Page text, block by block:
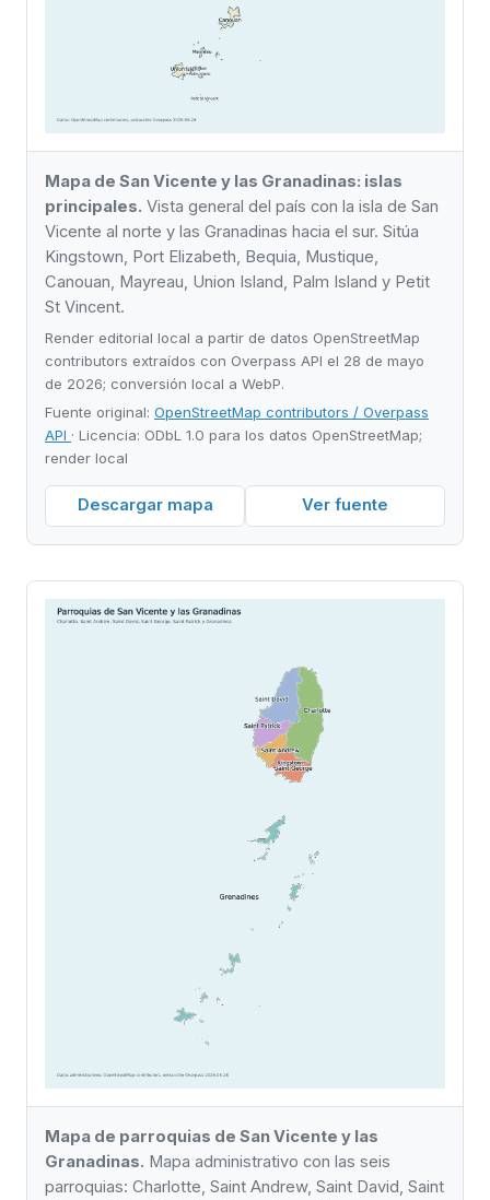
Mapa de San Vicente y las Granadinas: islas
principales. Vista general del país con la isla de San
Vicente al norte y las Granadinas hacia el sur. Sitúa
Kingstown, Port Elizabeth, Bequia, Mustique,
Canouan, Mayreau, Union Island, Palm Island y Petit
St Vincent.
Render editorial local a partir de datos OpenStreetMap
contributors extraídos con Overpass API el 28 de mayo
de 2026; conversión local a WebP.
Fuente original: OpenStreetMap contributors / Overpass
API · Licencia: ODbL 1.0 para los datos OpenStreetMap;
render local
Descargar mapa Ver fuente
Mapa de parroquias de San Vicente y las
Granadinas. Mapa administrativo con las seis
parroquias: Charlotte, Saint Andrew, Saint David, Saint